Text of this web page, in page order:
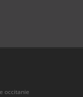
occitanie